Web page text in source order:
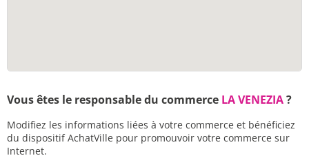
Vous êtes le responsable du commerce LA VENEZIA?
Modifiez les informations liées à votre commerce et bénéficiez
du dispositif AchatVille pour promouvoir votre commerce sur
Internet.